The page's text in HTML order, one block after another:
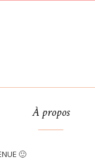
À propos
🙂